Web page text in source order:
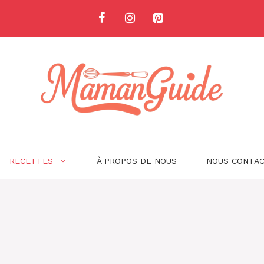
RECETTES À PROPOS DE NOUS NOUS